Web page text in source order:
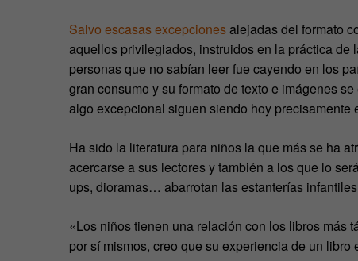
Salvo escasas excepcionesalejadas del formato
aquellos privilegiados, instruidos en la práctica de
personas que no sabían leer fue cayendo en los
gran consumo y su formato de texto e imágenes
algo excepcional siguen siendo hoy precisamente
Ha sido la literatura para niños la que más se ha
acercarse a sus lectores y también a los que lo
ups, dioramas… abarrotan las estanterías
«Los niños tienen una relación con los libros más
por sí mismos, creo que su experiencia de un